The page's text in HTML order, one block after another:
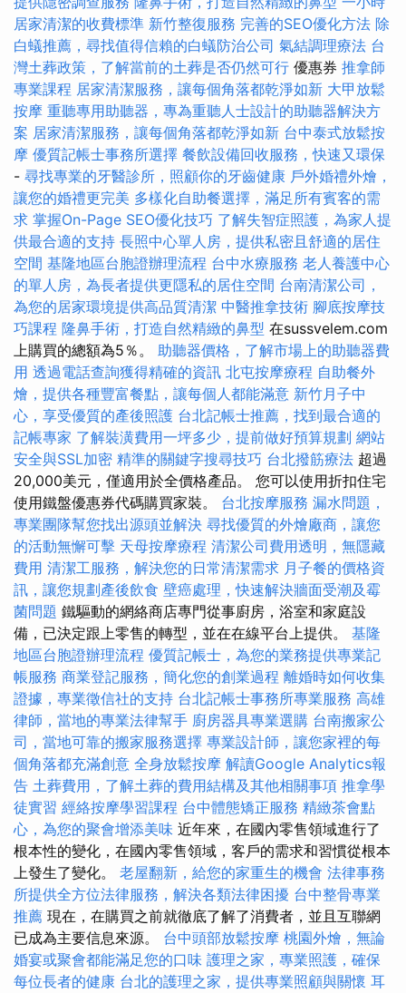
居家清潔的收費標準 新竹整復服務 完善的SEO優化方法 除
白蟻推薦，尋找值得信賴的白蟻防治公司 氣結調理療法 台
灣土葬政策，了解當前的土葬是否仍然可行 優惠券 推拿師
專業課程 居家清潔服務，讓每個角落都乾淨如新 大甲放鬆
按摩 重聽專用助聽器，專為重聽人士設計的助聽器解決方
案 居家清潔服務，讓每個角落都乾淨如新 台中泰式放鬆按
摩 優質記帳士事務所選擇 餐飲設備回收服務，快速又環保
- 尋找專業的牙醫診所，照顧你的牙齒健康 戶外婚禮外燴，
讓您的婚禮更完美 多樣化自助餐選擇，滿足所有賓客的需
求 掌握On-Page SEO優化技巧 了解失智症照護，為家人提
供最合適的支持 長照中心單人房，提供私密且舒適的居住
空間 基隆地區台胞證辦理流程 台中水療服務 老人養護中心
的單人房，為長者提供更隱私的居住空間 台南清潔公司，
為您的居家環境提供高品質清潔 中醫推拿技術 腳底按摩技
巧課程 隆鼻手術，打造自然精緻的鼻型 在sussvelem.com
上購買的總額為5％。 助聽器價格，了解市場上的助聽器費
用 透過電話查詢獲得精確的資訊 北屯按摩療程 自助餐外
燴，提供各種豐富餐點，讓每個人都能滿意 新竹月子中
心，享受優質的產後照護 台北記帳士推薦，找到最合適的
記帳專家 了解裝潢費用一坪多少，提前做好預算規劃 網站
安全與SSL加密 精準的關鍵字搜尋技巧 台北撥筋療法 超過
20,000美元，僅適用於全價格產品。 您可以使用折扣住宅
使用鐵盤優惠券代碼購買家裝。 台北按摩服務 漏水問題，
專業團隊幫您找出源頭並解決 尋找優質的外燴廠商，讓您
的活動無懈可擊 天母按摩療程 清潔公司費用透明，無隱藏
費用 清潔工服務，解決您的日常清潔需求 月子餐的價格資
訊，讓您規劃產後飲食 壁癌處理，快速解決牆面受潮及霉
菌問題 鐵驅動的網絡商店專門從事廚房，浴室和家庭設
備，已決定跟上零售的轉型，並在在線平台上提供。 基隆
地區台胞證辦理流程 優質記帳士，為您的業務提供專業記
帳服務 商業登記服務，簡化您的創業過程 離婚時如何收集
證據，專業徵信社的支持 台北記帳士事務所專業服務 高雄
律師，當地的專業法律幫手 廚房器具專業選購 台南搬家公
司，當地可靠的搬家服務選擇 專業設計師，讓您家裡的每
個角落都充滿創意 全身放鬆按摩 解讀Google Analytics報
告 土葬費用，了解土葬的費用結構及其他相關事項 推拿學
徒實習 經絡按摩學習課程 台中體態矯正服務 精緻茶會點
心，為您的聚會增添美味 近年來，在國內零售領域進行了
根本性的變化，在國內零售領域，客戶的需求和習慣從根本
上發生了變化。 老屋翻新，給您的家重生的機會 法律事務
所提供全方位法律服務，解決各類法律困擾 台中整骨專業
推薦 現在，在購買之前就徹底了解了消費者，並且互聯網
已成為主要信息來源。 台中頭部放鬆按摩 桃園外燴，無論
婚宴或聚會都能滿足您的口味 護理之家，專業照護，確保
每位長者的健康 台北的護理之家，提供專業照顧與關懷 耳